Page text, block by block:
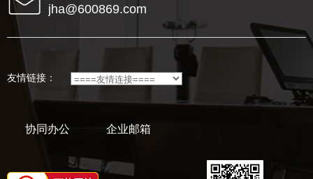
jha@600869.com
友情链接：
协同办公 企业邮箱